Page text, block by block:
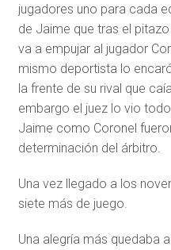
jugadores uno para cada
de Jaime que tras el
va a empujar al jugador
mismo deportista lo
la frente de su rival que
embargo el juez lo vio
Jaime como Coronel
determinación del árbitro.
Una vez llegado a los
siete más de juego.
Una alegría más quedaba